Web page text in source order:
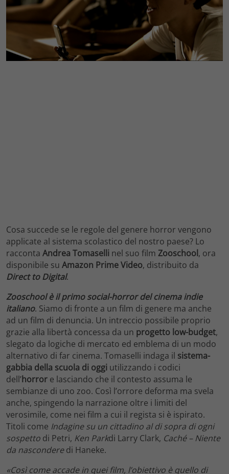
Cosa succede se le regole del genere horror vengono
applicate al sistema scolastico del nostro paese? Lo
racconta Andrea Tomaselli nel suo film Zooschool, ora
disponibile su Amazon Prime Video, distribuito da
Direct to Digital.
Zooschool è ilprimo social-horror del cinema indie
italiano. Siamo di fronte a un film di genere ma anche
ad un film di denuncia. Un intreccio possibile proprio
grazie alla libertà concessa da un progetto low-budget,
slegato da logiche di mercato ed emblema di un modo
alternativo di far cinema. Tomaselli indaga il sistema-
gabbia della scuola di oggi utilizzando i codici
dell’horror e lasciando che il contesto assuma le
sembianze di uno zoo. Così l’orrore deforma ma svela
anche, spingendo la narrazione oltre i limiti del
verosimile, come nei film a cui il regista si è ispirato.
Titoli come Indagine su un cittadino al di sopra di ogni
sospetto di Petri, Ken Parkdi Larry Clark, Caché – Niente
da nasconderedi Haneke.
«Così come accade in quei film, l’obiettivo è quello di